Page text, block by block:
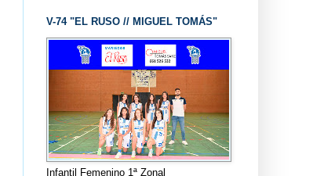
V-74 "EL RUSO // MIGUEL TOMÁS"
Infantil Femenino 1ª Zonal